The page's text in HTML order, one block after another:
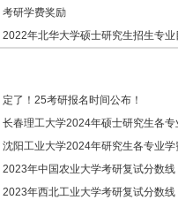
考研学费奖励
2022年北华大学硕士研究生招生专业
定了！25考研报名时间公布！
长春理工大学2024年硕士研究生各专
沈阳工业大学2024年研究生各专业学
2023年中国农业大学考研复试分数线
2023年西北工业大学考研复试分数线